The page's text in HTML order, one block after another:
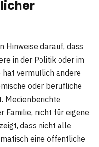
Hinweise darauf, dass
in der Politik oder im
vermutlich andere
oder berufliche
Medienberichte
Familie, nicht für eigene
dass nicht alle
eine öffentliche